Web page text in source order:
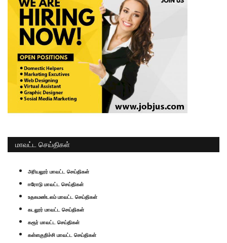
மாவட்ட செய்திகள்
அரியலூர் மாவட்ட செய்திகள்
ஈரோடு மாவட்ட செய்திகள்
உதகமண்டலம் மாவட்ட செய்திகள்
கடலூர் மாவட்ட செய்திகள்
கரூர் மாவட்ட செய்திகள்
கள்ளகுறிச்சி மாவட்ட செய்திகள்